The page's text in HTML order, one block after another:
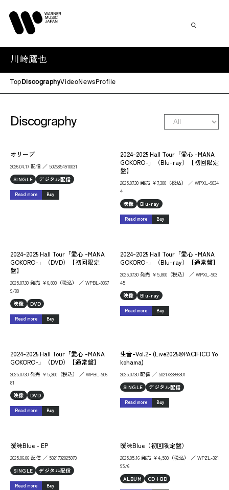
川崎鷹也
Top DiscographyVideoNews Profile
Discography
オリーブ
2026.04.17 配信 ／ 5026854910031
SINGLE
デジタル配信
Read more Buy
2024-2025 Hall Tour「愛心 -MANA
GOKORO-」（Blu-ray）【初回限定
盤】
2025.07.30 発売 ￥7,300（税込） ／ WPXL-9034
4
映像
Blu-ray
Read more Buy
2024-2025 Hall Tour「愛心 -MANA
GOKORO-」（DVD）【初回限定
盤】
2025.07.30 発売 ￥6,800（税込） ／ WPBL-9067
9/80
映像
DVD
Read more Buy
2024-2025 Hall Tour「愛心 -MANA
GOKORO-」（Blu-ray）【通常盤】
2025.07.30 発売 ￥5,800（税込） ／ WPXL-903
45
映像
Blu-ray
Read more Buy
2024-2025 Hall Tour「愛心 -MANA
GOKORO-」（DVD）【通常盤】
2025.07.30 発売 ￥5,300（税込） ／ WPBL-906
81
映像
DVD
Read more Buy
生音-Vol.2- (Live2025@PACIFICO Yo
kohama)
2025.07.30 配信 ／ 5021732866301
SINGLE
デジタル配信
Read more Buy
曖昧Blue - EP
2025.06.06 配信 ／ 5021732825070
SINGLE
デジタル配信
Read more Buy
曖昧Blue（初回限定盤）
2025.05.16 発売 ￥4,500（税込） ／ WPZL-321
95/6
ALBUM
CD+BD